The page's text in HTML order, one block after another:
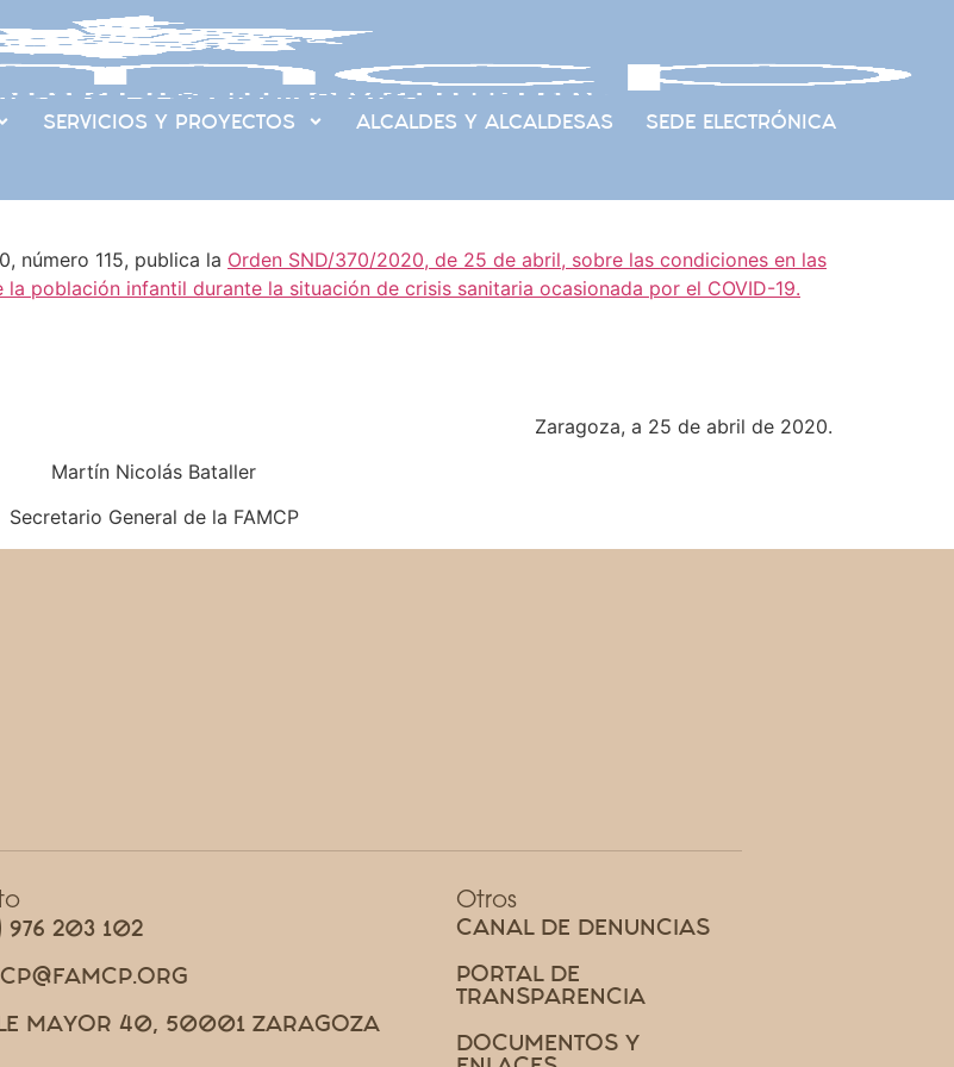
SERVICIOS Y PROYECTOS ALCALDES Y ALCALDESAS SEDE ELECTRÓNICA
número 115, publica la Orden SND/370/2020, de 25 de abril, sobre las condiciones en las
población infantil durante la situación de crisis sanitaria ocasionada por el COVID-19.
Zaragoza, a 25 de abril de 2020.
Martín Nicolás Bataller
Secretario General de la FAMCP
976 203 102
MAYOR 40, 50001 ZARAGOZA
Otros
CANAL DE DENUNCIAS
PORTAL DE
TRANSPARENCIA
DOCUMENTOS Y